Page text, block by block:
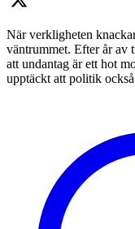
När verkligheten
väntrummet. Efter år av
att undantag är ett hot
upptäckt att politik